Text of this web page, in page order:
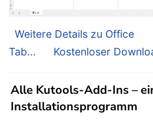
Weitere Details zu Office
Tab...
Kostenloser
Alle Kutools-Add-Ins –
Installationsprogramm